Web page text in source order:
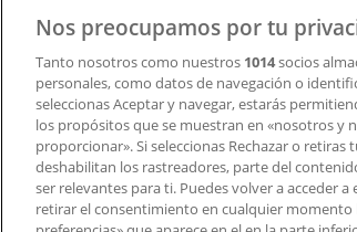
Descargar la APP Tiendeo
Copyright © Tiendeo ® 2026 · Shopfully
Nos preocupamos por tu
Tanto nosotros como nuestros 1014socios
personales, como datos de navegación o
seleccionas Aceptar y navegar, estarás
los propósitos que se muestran en «nosotros y
proporcionar». Si seleccionas Rechazar o
deshabilitan los rastreadores, parte del
ser relevantes para ti. Puedes volver a acceder
retirar el consentimiento en cualquier momento